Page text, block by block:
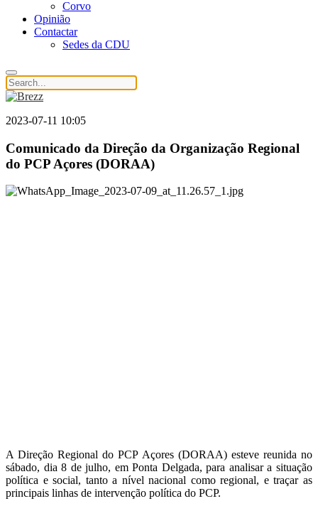
Corvo
Opinião
Contactar
Sedes da CDU
2023-07-11 10:05
Comunicado da Direção da Organização Regional
do PCP Açores (DORAA)
A Direção Regional do PCP Açores (DORAA) esteve reunida no
sábado, dia 8 de julho, em Ponta Delgada, para analisar a situação
política e social, tanto a nível nacional como regional, e traçar as
principais linhas de intervenção política do PCP.